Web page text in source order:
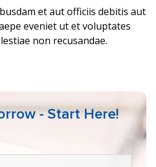
et aut officiis debitis aut
eveniet ut et voluptates
non recusandae.
- Start Here!